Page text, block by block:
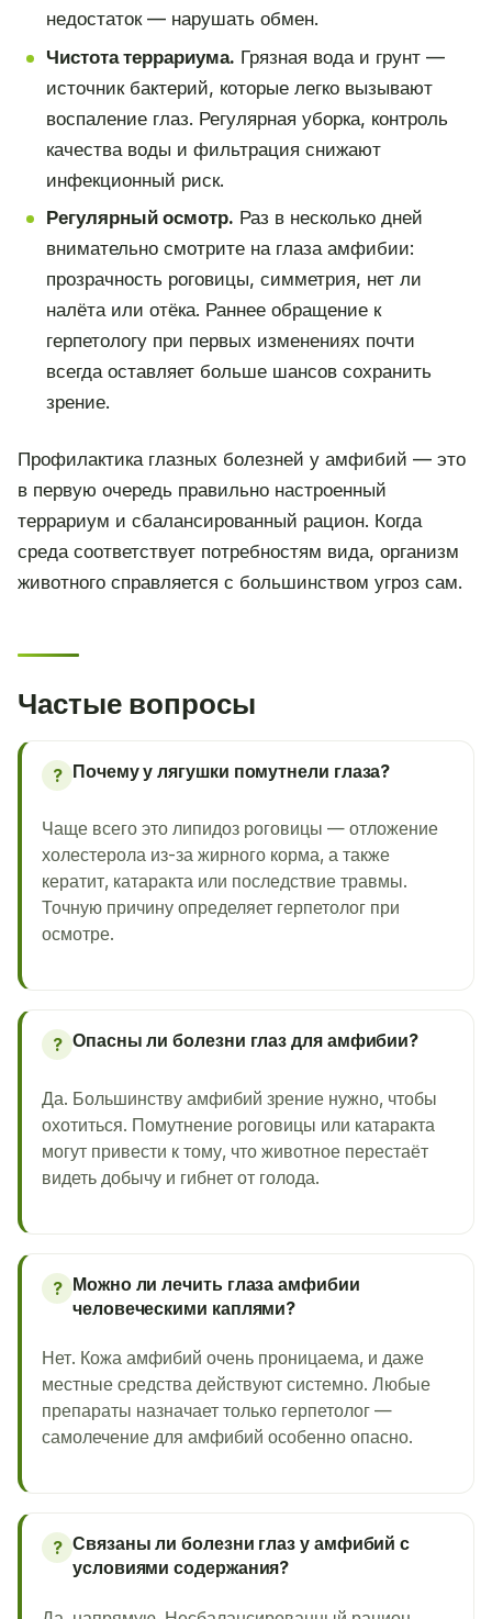
недостаток — нарушать обмен.
Чистота террариума. Грязная вода и грунт —
источник бактерий, которые легко вызывают
воспаление глаз. Регулярная уборка, контроль
качества воды и фильтрация снижают
инфекционный риск.
Регулярный осмотр. Раз в несколько дней
внимательно смотрите на глаза амфибии:
прозрачность роговицы, симметрия, нет ли
налёта или отёка. Раннее обращение к
герпетологу при первых изменениях почти
всегда оставляет больше шансов сохранить
зрение.
Профилактика глазных болезней у амфибий — это
в первую очередь правильно настроенный
террариум и сбалансированный рацион. Когда
среда соответствует потребностям вида, организм
животного справляется с большинством угроз сам.
Частые вопросы
? Почему у лягушки помутнели глаза?
Чаще всего это липидоз роговицы — отложение
холестерола из-за жирного корма, а также
кератит, катаракта или последствие травмы.
Точную причину определяет герпетолог при
осмотре.
? Опасны ли болезни глаз для амфибии?
Да. Большинству амфибий зрение нужно, чтобы
охотиться. Помутнение роговицы или катаракта
могут привести к тому, что животное перестаёт
видеть добычу и гибнет от голода.
? Можно ли лечить глаза амфибии
человеческими каплями?
Нет. Кожа амфибий очень проницаема, и даже
местные средства действуют системно. Любые
препараты назначает только герпетолог —
самолечение для амфибий особенно опасно.
? Связаны ли болезни глаз у амфибий с
условиями содержания?